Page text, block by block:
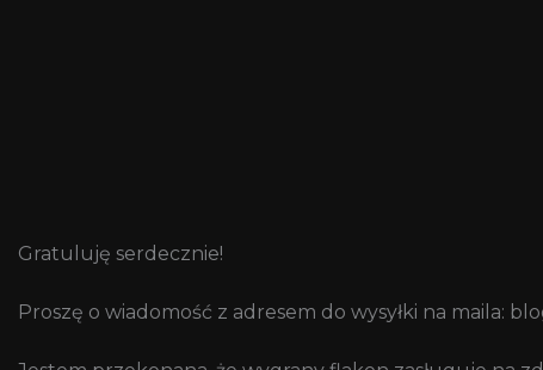
Gratuluję serdecznie!
Proszę o wiadomość z adresem do wysyłki na maila: